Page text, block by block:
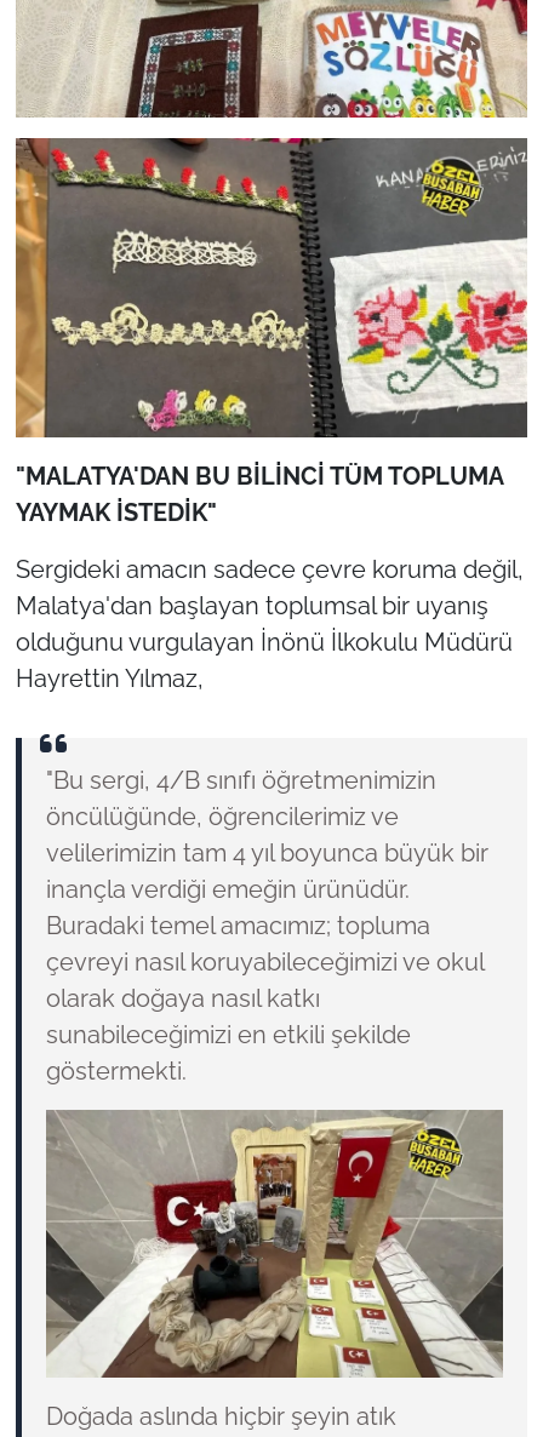
"MALATYA'DAN BU BİLİNCİ TÜM TOPLUMA
YAYMAK İSTEDİK"
Sergideki amacın sadece çevre koruma değil,
Malatya'dan başlayan toplumsal bir uyanış
olduğunu vurgulayan İnönü İlkokulu Müdürü
Hayrettin Yılmaz,
"Bu sergi, 4/B sınıfı öğretmenimizin
öncülüğünde, öğrencilerimiz ve
velilerimizin tam 4 yıl boyunca büyük bir
inançla verdiği emeğin ürünüdür.
Buradaki temel amacımız; topluma
çevreyi nasıl koruyabileceğimizi ve okul
olarak doğaya nasıl katkı
sunabileceğimizi en etkili şekilde
göstermekti.
Doğada aslında hiçbir şeyin atık